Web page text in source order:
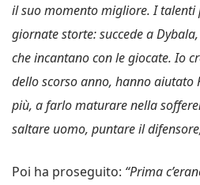
il suo momento migliore. I talenti
giornate storte: succede a
che incantano con le giocate. Io
dello scorso anno, hanno aiutato
più, a farlo maturare nella
saltare uomo, puntare il
Poi ha proseguito: “Prima